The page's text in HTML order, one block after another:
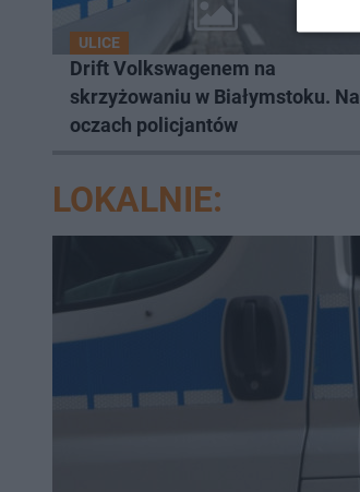
ULICE
Drift Volkswagenem na
skrzyżowaniu w Białymstoku. Na
oczach policjantów
LOKALNIE: